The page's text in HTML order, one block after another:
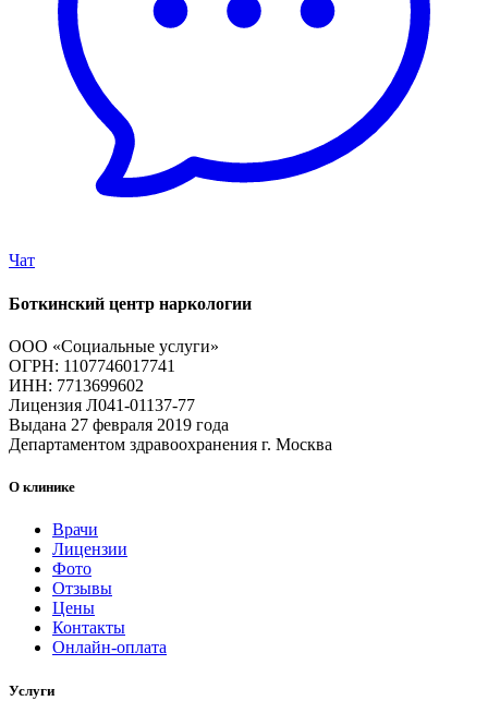
Чат
Боткинский центр наркологии
ООО «Социальные услуги»
ОГРН: 1107746017741
ИНН: 7713699602
Лицензия Л041-01137-77
Выдана 27 февраля 2019 года
Департаментом здравоохранения г. Москва
О клинике
Врачи
Лицензии
Фото
Отзывы
Цены
Контакты
Онлайн-оплата
Услуги